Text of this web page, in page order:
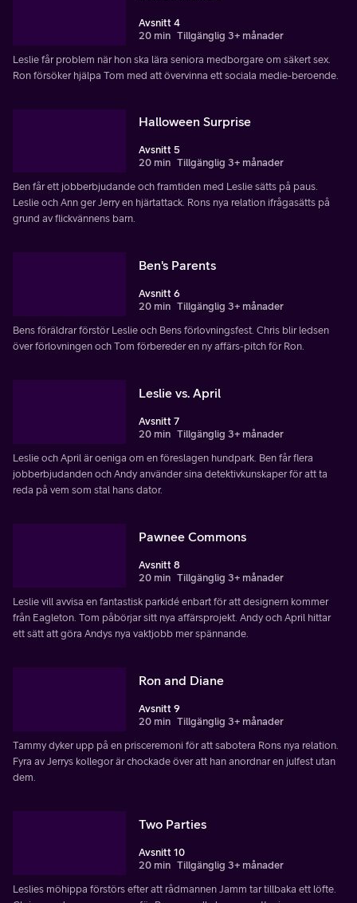
Avsnitt 4
20 min Tillgänglig 3+ månader
Leslie får problem när hon ska lära seniora medborgare om säkert sex.
Ron försöker hjälpa Tom med att övervinna ett sociala medie-beroende.
Halloween Surprise
Avsnitt 5
20 min Tillgänglig 3+ månader
Ben får ett jobberbjudande och framtiden med Leslie sätts på paus.
Leslie och Ann ger Jerry en hjärtattack. Rons nya relation ifrågasätts på
grund av flickvännens barn.
Ben's Parents
Avsnitt 6
20 min Tillgänglig 3+ månader
Bens föräldrar förstör Leslie och Bens förlovningsfest. Chris blir ledsen
över förlovningen och Tom förbereder en ny affärs-pitch för Ron.
Leslie vs. April
Avsnitt 7
20 min Tillgänglig 3+ månader
Leslie och April är oeniga om en föreslagen hundpark. Ben får flera
jobberbjudanden och Andy använder sina detektivkunskaper för att ta
reda på vem som stal hans dator.
Pawnee Commons
Avsnitt 8
20 min Tillgänglig 3+ månader
Leslie vill avvisa en fantastisk parkidé enbart för att designern kommer
från Eagleton. Tom påbörjar sitt nya affärsprojekt. Andy och April hittar
ett sätt att göra Andys nya vaktjobb mer spännande.
Ron and Diane
Avsnitt 9
20 min Tillgänglig 3+ månader
Tammy dyker upp på en prisceremoni för att sabotera Rons nya relation.
Fyra av Jerrys kollegor är chockade över att han anordnar en julfest utan
dem.
Two Parties
Avsnitt 10
20 min Tillgänglig 3+ månader
Leslies möhippa förstörs efter att rådmannen Jamm tar tillbaka ett löfte.